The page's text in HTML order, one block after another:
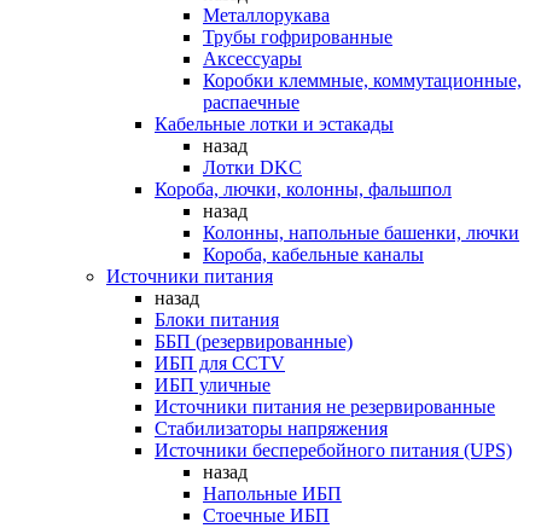
Металлорукава
Трубы гофрированные
Аксессуары
Коробки клеммные, коммутационные,
распаечные
Кабельные лотки и эстакады
назад
Лотки DKC
Короба, лючки, колонны, фальшпол
назад
Колонны, напольные башенки, лючки
Короба, кабельные каналы
Источники питания
назад
Блоки питания
ББП (резервированные)
ИБП для CCTV
ИБП уличные
Источники питания не резервированные
Стабилизаторы напряжения
Источники бесперебойного питания (UPS)
назад
Напольные ИБП
Стоечные ИБП